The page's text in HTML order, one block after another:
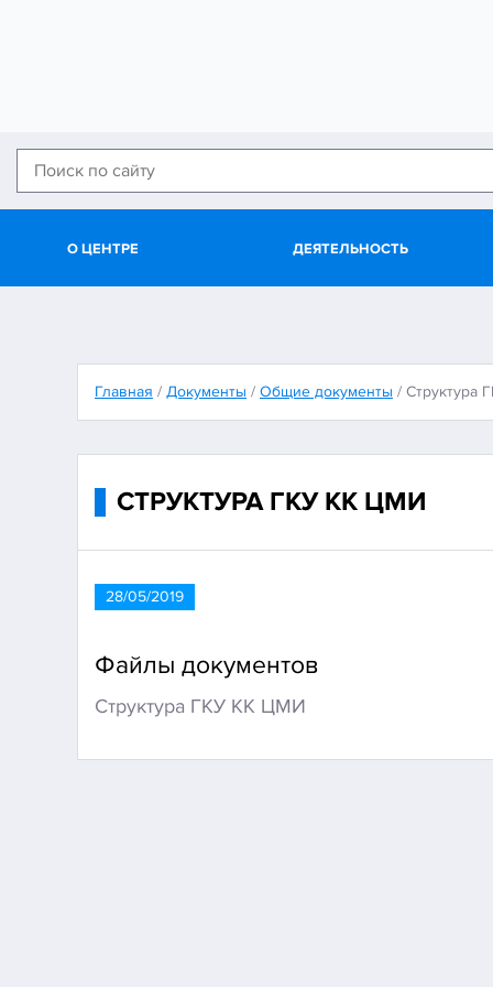
О ЦЕНТРЕ ДЕЯТЕЛЬНОСТЬ
Главная / Документы / Общие документы / Структура
СТРУКТУРА ГКУ КК ЦМИ
28/05/2019
Файлы документов
Структура ГКУ КК ЦМИ